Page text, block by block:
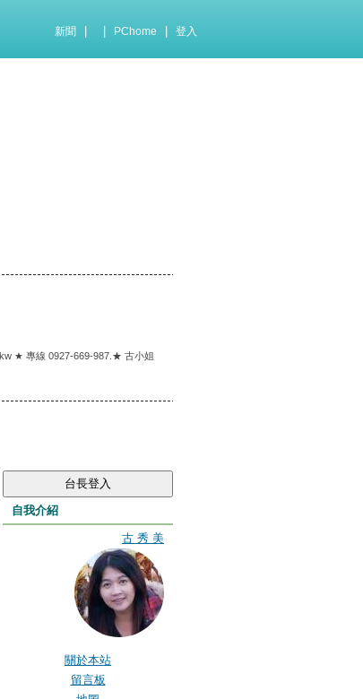
新聞 PChome 登入
★ 專線 0927-669-987.★ 古小姐
自我介紹
古 秀 美
關於本站
留言板